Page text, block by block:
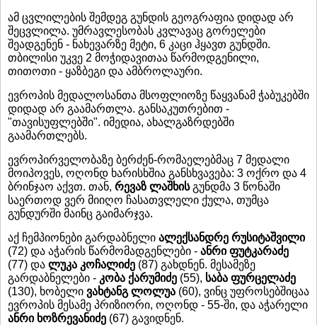
ამ ცვლილების შემდეგ გუნდის გეოგრაფია დიდად არ
შეცვლილა. უმრავლესობას კვლავაც გორელები
შეადგენენ - ნახევარზე მეტი, 6 კაცი ჰყავთ გუნდში.
თბილისი უკვე 2 მოჭიდავითაა წარმოდგენილი,
თითოთი - ყაზბეგი და ამბროლაური.
ევროპის მედალოსანთა მსოფლიოზე წაყვანამ ჭაბუკებში
დიდად არ გაამართლა. განსაკუთრებით -
"თავისუფლებში". იმედია, ახალგაზრდებში
გაამართლებს.
ევროპირველობაზე ბერძენ-რომაელებმაც 7 მედალი
მოიპოვეს, ოღონდ ხარისხშია განსხვავება: 3 ოქრო და 4
ბრინჯაო აქვთ. თან, რევაზ ლაშხისგუნდმა 3 წონაში
საერთოდ ვერ მიიღო ჩასათვლელი ქულა, თუმცა
გუნდურში მაინც გაიმარჯვა.
აქ ჩემპიონები გარდაბნელი ალექსანდრე რუსიტაშვილი
(72) და აჭარის წარმომადგენლები - ანრი ფუტკარაძე
(77) და ლუკა კოჩალიძე (87) გახდნენ. მესამეზე
გარდაბნელები - კობა ქარუმიძე (55), საბა ფურცელაძე
(130), ხობელი ვახტანგ ლოლუა (60), ვინც უფროსებშიცაა
ევროპის მესამე პრიზიორი, ოღონდ - 55-ში, და აჭარელი
ანრი ხოზრევანიძე (67) გავიდნენ.